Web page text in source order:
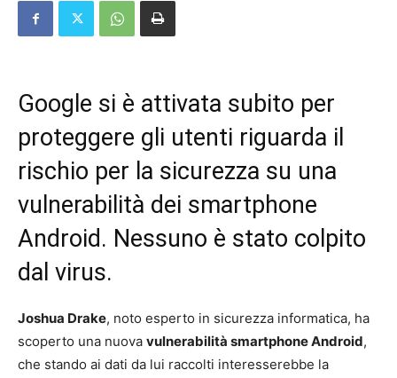
Google si è attivata subito per
proteggere gli utenti riguarda il
rischio per la sicurezza su una
vulnerabilità dei smartphone
Android. Nessuno è stato colpito
dal virus.
Joshua Drake, noto esperto in sicurezza informatica, ha
scoperto una nuova vulnerabilità smartphone Android,
che stando ai dati da lui raccolti interesserebbe la